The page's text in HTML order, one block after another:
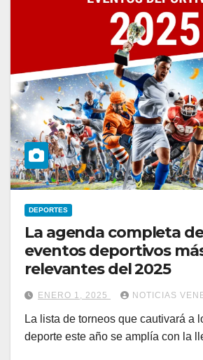
DEPORTES
La agenda completa
eventos deportivos
relevantes del 2025
ENERO 1, 2025 NOTICIAS
La lista de torneos que cautivará a
deporte este año se amplía con la